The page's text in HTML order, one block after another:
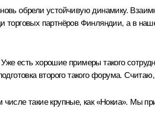
обрели устойчивую динамику.
торговых партнёров Финляндии, а в
есть хорошие примеры такого
второго такого форума.
такие крупные, как «Нокиа». Мы